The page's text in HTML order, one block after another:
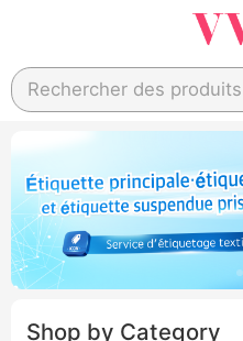
Rechercher des produits
Shop by Category